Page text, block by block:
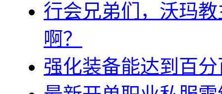
行会兄弟们，沃玛
啊？
强化装备能达到百